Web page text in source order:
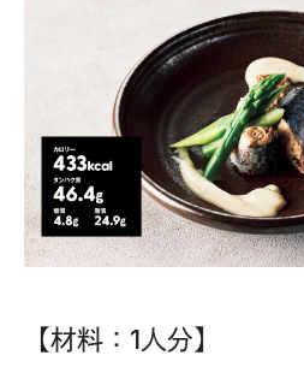
【材料：1人分】